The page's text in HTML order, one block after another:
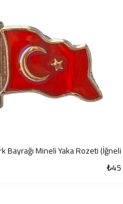
Bayrağı Mineli Yaka Rozeti (İğneli)
₺45